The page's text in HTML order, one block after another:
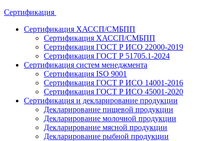
Сертификация
Сертификация ХАССП/СМБПП
Сертификация ХАССП/СМБПП
Сертификация ГОСТ Р ИСО 22000-2019
Сертификация ГОСТ Р 51705.1-2024
Сертификация систем менеджмента
Сертификация ISO 9001
Сертификация ГОСТ Р ИСО 14001-2016
Сертификация ГОСТ Р ИСО 45001-2020
Сертификация и декларирование продукции
Декларирование пищевой продукции
Декларирование молочной продукции
Декларирование мясной продукции
Декларирование рыбной продукции